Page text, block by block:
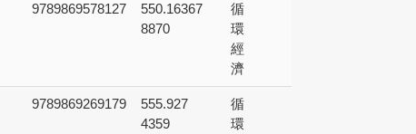
9789869578127
550.16367
8870
循
環
經
濟
9789869269179
555.927
4359
循
環